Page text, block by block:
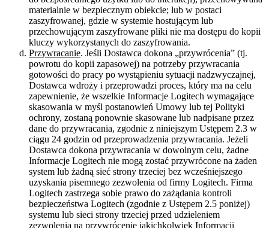
materialnie w bezpiecznym obiekcie; lub w postaci
zaszyfrowanej, gdzie w systemie hostującym lub
przechowującym zaszyfrowane pliki nie ma dostępu do kopii
kluczy wykorzystanych do zaszyfrowania.
Przywracanie. Jeśli Dostawca dokona „przywrócenia” (tj.
powrotu do kopii zapasowej) na potrzeby przywracania
gotowości do pracy po wystąpieniu sytuacji nadzwyczajnej,
Dostawca wdroży i przeprowadzi proces, który ma na celu
zapewnienie, że wszelkie Informacje Logitech wymagające
skasowania w myśl postanowień Umowy lub tej Polityki
ochrony, zostaną ponownie skasowane lub nadpisane przez
dane do przywracania, zgodnie z niniejszym Ustępem 2.3 w
ciągu 24 godzin od przeprowadzenia przywracania. Jeżeli
Dostawca dokona przywracania w dowolnym celu, żadne
Informacje Logitech nie mogą zostać przywrócone na żaden
system lub żadną sieć strony trzeciej bez wcześniejszego
uzyskania pisemnego zezwolenia od firmy Logitech. Firma
Logitech zastrzega sobie prawo do zażądania kontroli
bezpieczeństwa Logitech (zgodnie z Ustępem 2.5 poniżej)
systemu lub sieci strony trzeciej przed udzieleniem
zezwolenia na przywrócenie jakichkolwiek Informacji